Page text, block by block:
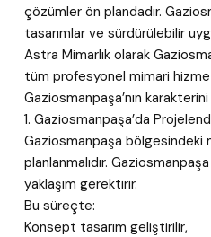
çözümler ön plandadır.
tasarımlar ve sürdürülebilir
Astra Mimarlık olarak
tüm profesyonel mimari
Gaziosmanpaşa’nın
1. Gaziosmanpaşa’da
Gaziosmanpaşa bölgesindeki
planlanmalıdır.
yaklaşım gerektirir.
Bu süreçte:
Konsept tasarım geliştirilir,